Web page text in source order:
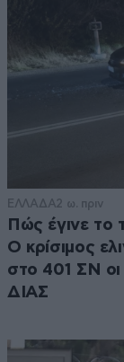
ΕΛΛΑΔΑ2 ω. πριν
Πώς έγινε το
Ο κρίσιμος
στο 401 ΣΝ οι
ΔΙΑΣ